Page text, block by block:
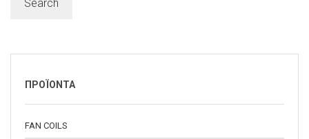
Search
ΠΡΟΪΟΝΤΑ
FAN COILS